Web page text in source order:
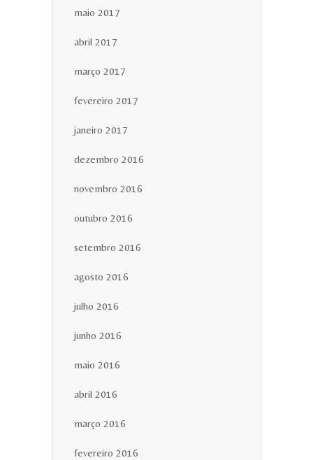
maio 2017
abril 2017
março 2017
fevereiro 2017
janeiro 2017
dezembro 2016
novembro 2016
outubro 2016
setembro 2016
agosto 2016
julho 2016
junho 2016
maio 2016
abril 2016
março 2016
fevereiro 2016